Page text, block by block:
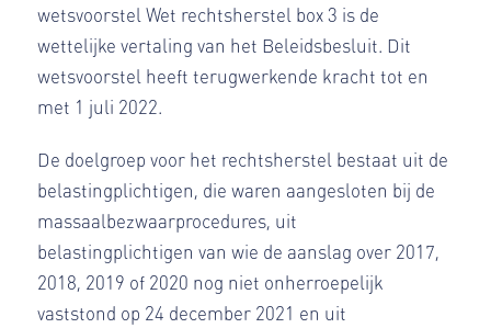
wetsvoorstel Wet rechtsherstel box 3 is de
wettelijke vertaling van het Beleidsbesluit. Dit
wetsvoorstel heeft terugwerkende kracht tot en
met 1 juli 2022.
De doelgroep voor het rechtsherstel bestaat uit de
belastingplichtigen, die waren aangesloten bij de
massaalbezwaarprocedures, uit
belastingplichtigen van wie de aanslag over 2017,
2018, 2019 of 2020 nog niet onherroepelijk
vaststond op 24 december 2021 en uit